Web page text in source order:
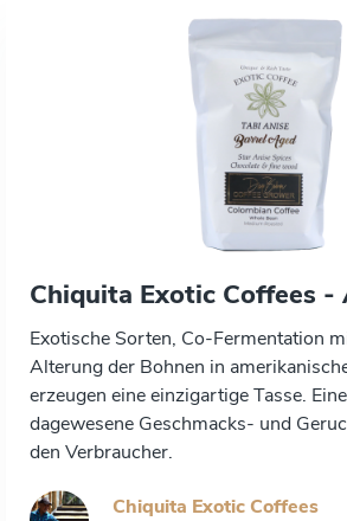
Chiquita Exotic Coffees -
Exotische Sorten, Co-Fermentation
Alterung der Bohnen in
erzeugen eine einzigartige Tasse.
dagewesene Geschmacks- und
den Verbraucher.
Chiquita Exotic Coffees